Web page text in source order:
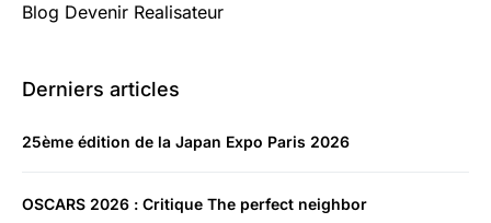
Blog Devenir Realisateur
Derniers articles
25ème édition de la Japan Expo Paris 2026
OSCARS 2026 : Critique The perfect neighbor